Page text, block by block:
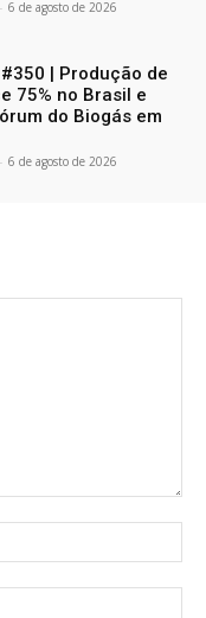
- 6 de agosto de 2026
| Produção de
75% no Brasil e
do Biogás em
- 6 de agosto de 2026